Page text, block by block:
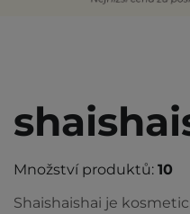
Množství produktů: 10
Shaishaishai je